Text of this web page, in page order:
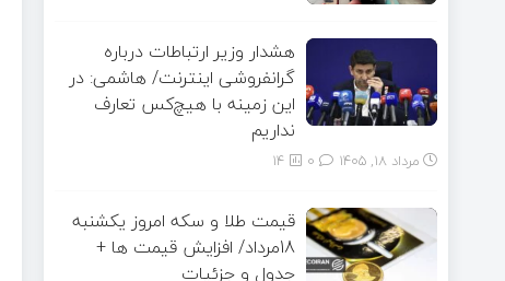
هشدار وزیر ارتباطات درباره
گرانفروشی اینترنت/ هاشمی: در
این زمینه با هیچ‌کس تعارف
نداریم
مرداد ۱۸, ۱۴۰۵ 14
قیمت طلا و سکه امروز یکشنبه
18مرداد/ افزایش قیمت ها +
جدول و جزئیات